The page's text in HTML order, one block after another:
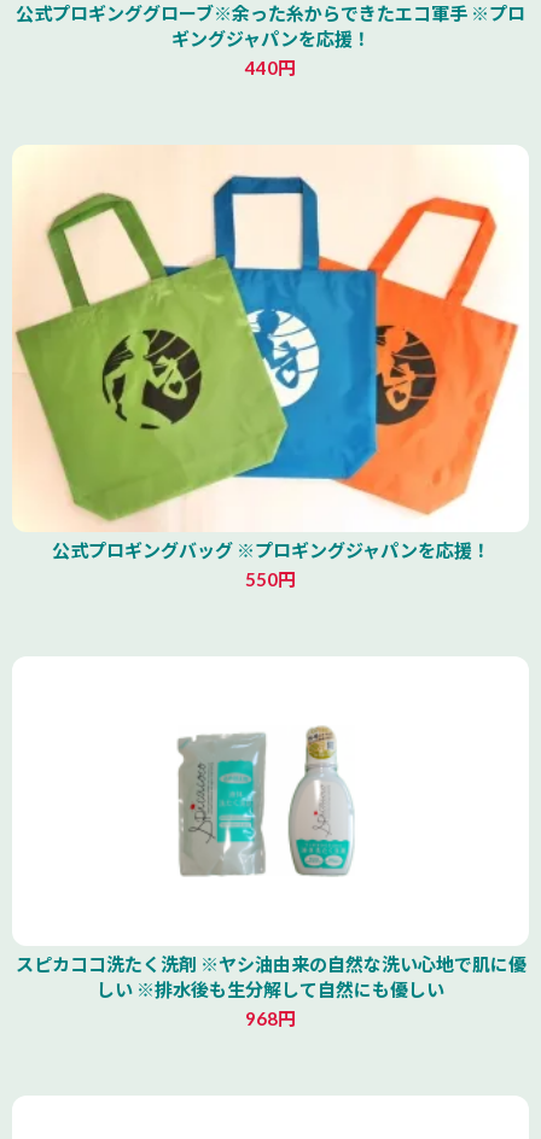
公式プロギンググローブ※余った糸からできたエコ軍手 ※プロ
ギングジャパンを応援！
440円
公式プロギングバッグ ※プロギングジャパンを応援！
550円
スピカココ洗たく洗剤 ※ヤシ油由来の自然な洗い心地で肌に優
しい ※排水後も生分解して自然にも優しい
968円